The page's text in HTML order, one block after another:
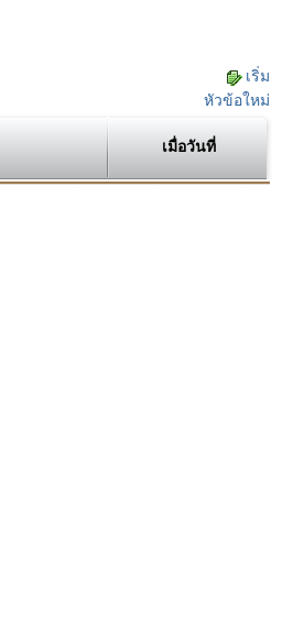
เริ่ม
หัวข้อใหม่
เมื่อวันที่